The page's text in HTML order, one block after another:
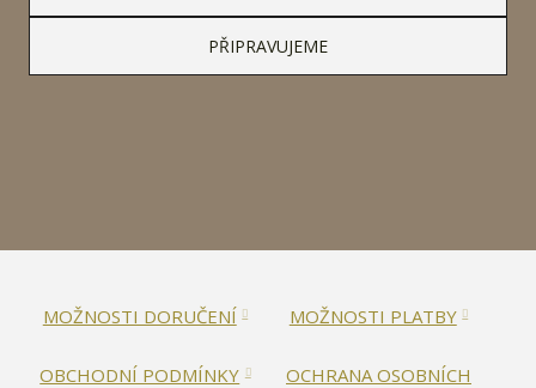
PŘIPRAVUJEME
MOŽNOSTI DORUČENÍ MOŽNOSTI PLATBY
OBCHODNÍ PODMÍNKY
OCHRANA OSOBNÍCH